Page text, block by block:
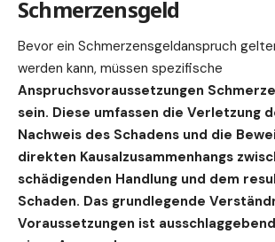
Schmerzensgeld
Bevor ein Schmerzensgeldanspruch
werden kann, müssen spezifische
Anspruchsvoraussetzungen
sein. Diese umfassen die Verletzung
Nachweis des Schadens und die
direkten Kausalzusammenhangs
schädigenden Handlung und dem
Schaden. Das grundlegende
Voraussetzungen ist